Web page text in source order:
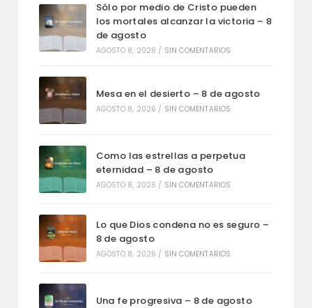
Sólo por medio de Cristo pueden
los mortales alcanzar la victoria – 8
de agosto
AGOSTO 8, 2026 / SIN COMENTARIOS
Mesa en el desierto – 8 de agosto
AGOSTO 8, 2026 / SIN COMENTARIOS
Como las estrellas a perpetua
eternidad – 8 de agosto
AGOSTO 8, 2026 / SIN COMENTARIOS
Lo que Dios condena no es seguro –
8 de agosto
AGOSTO 8, 2026 / SIN COMENTARIOS
Una fe progresiva – 8 de agosto